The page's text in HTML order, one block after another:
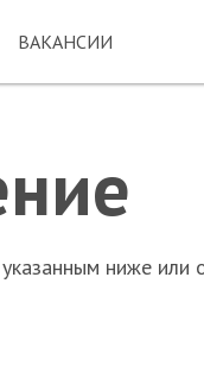
ВАКАНСИИ
ниже или